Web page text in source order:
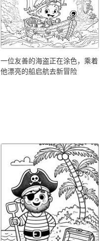
一位友善的海盗正在涂色，乘着
他漂亮的船启航去新冒险